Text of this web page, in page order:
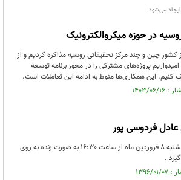
می‌شود
در حوزه میکروالکترونیک
کشور چین و چند مرکز تحقیقاتی روسیه مذاکره کردیم و از
امیدواریم پروژه‌های مشترکی را در محور برنامه توسعه
کنیم. این همکاری‌ها منوط به ادامه این تعاملات است.
عادل فردوسی پور
دیدار ایران- چین ، فردا ، سه شنبه 8 فروردین ماه از ساعت 16:30 به صورت زنده به روی
.